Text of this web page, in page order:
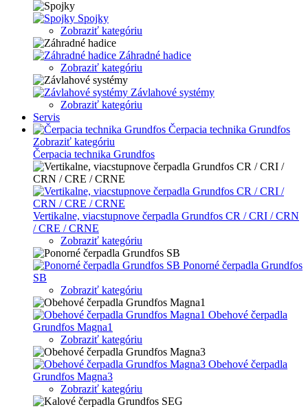
Spojky
Zobraziť kategóriu
Záhradné hadice
Zobraziť kategóriu
Závlahové systémy
Zobraziť kategóriu
Servis
Čerpacia technika Grundfos
Zobraziť kategóriu
Čerpacia technika Grundfos
Vertikalne, viacstupnove čerpadla Grundfos CR / CRI / CRN
/ CRE / CRNE
Zobraziť kategóriu
Ponorné čerpadla Grundfos
SB
Zobraziť kategóriu
Obehové čerpadla
Grundfos Magna1
Zobraziť kategóriu
Obehové čerpadla
Grundfos Magna3
Zobraziť kategóriu